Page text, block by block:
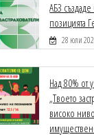
АБЗ
позицията
28 юли
Над 80% от
„Твоето
високо